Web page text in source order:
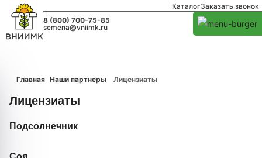
КаталогЗаказать звонок
8 (800) 700-75-85
semena@vniimk.ru
Главная Наши партнеры Лицензиаты
Лицензиаты
Подсолнечник